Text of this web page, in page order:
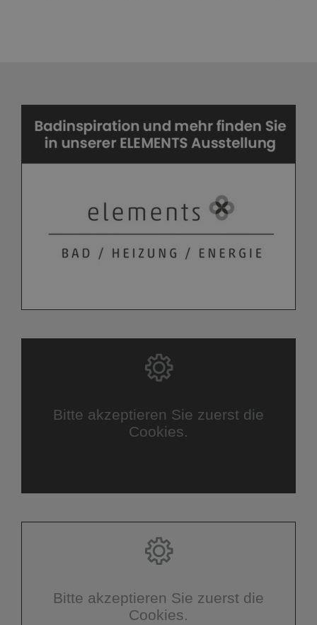
Bitte akzeptieren Sie zuerst die
Cookies.
Bitte akzeptieren Sie zuerst die
Cookies.